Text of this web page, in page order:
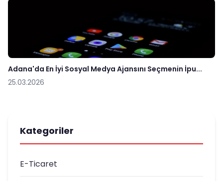
Adana'da En İyi Sosyal Medya Ajansını Seçmenin İpu...
25.03.2026
Kategoriler
E-Ticaret